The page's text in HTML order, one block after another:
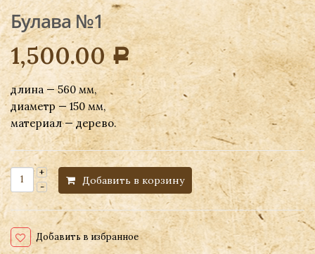
Булава №1
1,500.00Р
длина — 560 мм,
диаметр — 150 мм,
материал — дерево.
Добавить в корзину
Добавить в избранное